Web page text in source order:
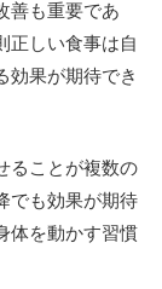
善も重要であ
正しい食事は自
効果が期待でき
ることが複数の
でも効果が期待
体を動かす習慣